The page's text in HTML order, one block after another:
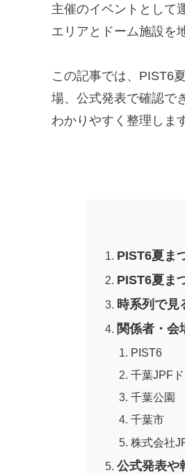
主催のイベントとして
エリアとドーム施設を
この記事では、PIST6
場、公式発表で確認で
わかりやすく整理しま
PIST6夏ま
PIST6夏ま
時系列で見
関係者・会
PIST6
千葉JPF
千葉公園
千葉市
株式会社
公式発表や